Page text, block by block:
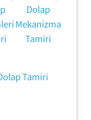
Dolap
Mekanizma
Tamiri
Tamiri